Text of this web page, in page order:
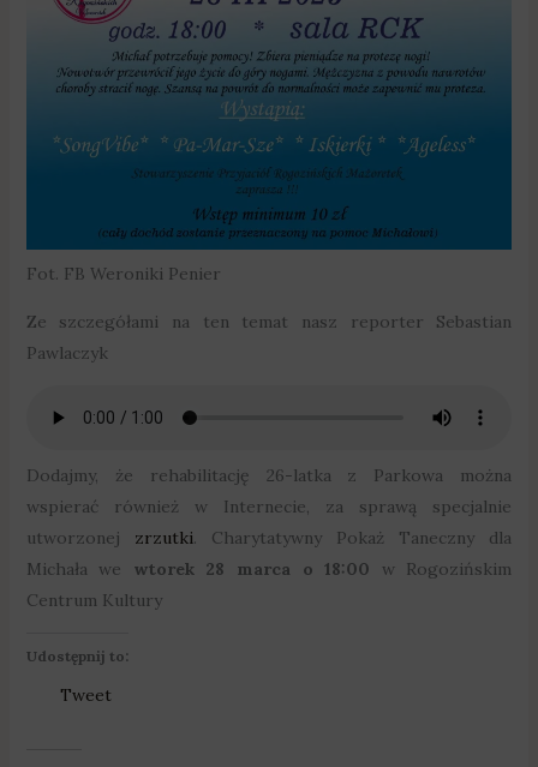
Fot. FB Weroniki Penier
Ze szczegółami na ten temat nasz reporter Sebastian
Pawlaczyk
Dodajmy, że rehabilitację 26-latka z Parkowa można
wspierać również w Internecie, za sprawą specjalnie
utworzonej zrzutki. Charytatywny Pokaż Taneczny dla
Michała we wtorek 28 marca o 18:00 w Rogozińskim
Centrum Kultury
Udostępnij to:
Tweet